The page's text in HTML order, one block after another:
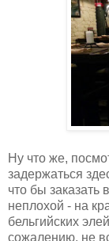
Ну что же,
задержаться
что бы заказать
неплохой - на
бельгийских
сожалению, не